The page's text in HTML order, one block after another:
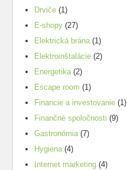
Drviče (1)
E-shopy (27)
Elektrická brána(1)
Elektroinštalácie (2)
Energetika(2)
Escape room (1)
Financie a investovanie (1)
Finančné spoločnosti (9)
Gastronómia(7)
Hygiena(4)
Internet marketing (4)